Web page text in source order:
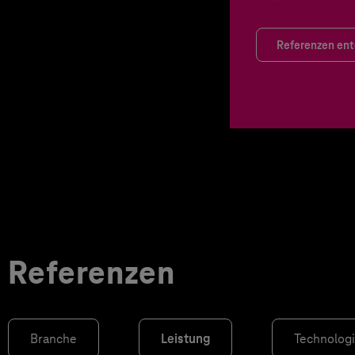
Referenzen
Referenzen
Branche Leistung